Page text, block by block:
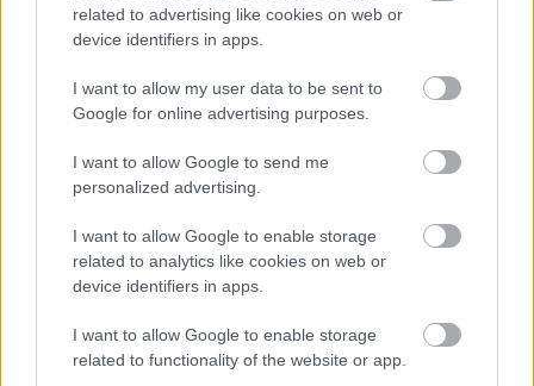
related to advertising like cookies on web or
device identifiers in apps.
I want to allow my user data to be sent to
Google for online advertising purposes.
I want to allow Google to send me
personalized advertising.
I want to allow Google to enable storage
related to analytics like cookies on web or
device identifiers in apps.
I want to allow Google to enable storage
related to functionality of the website or app.
Augusztus 14. -Marcell
Augusztus 15. -Mária
Augusztus 16. -Ábrahám
Augusztus 17. -Jácint
Augusztus 19. -Huba
Augusztus 21. -Hajna,Sámuel
Augusztus 22. -Menyhért,Mirjam
Augusztus 24. -Bertalan
Augusztus 25. -Lajos, Patrícia